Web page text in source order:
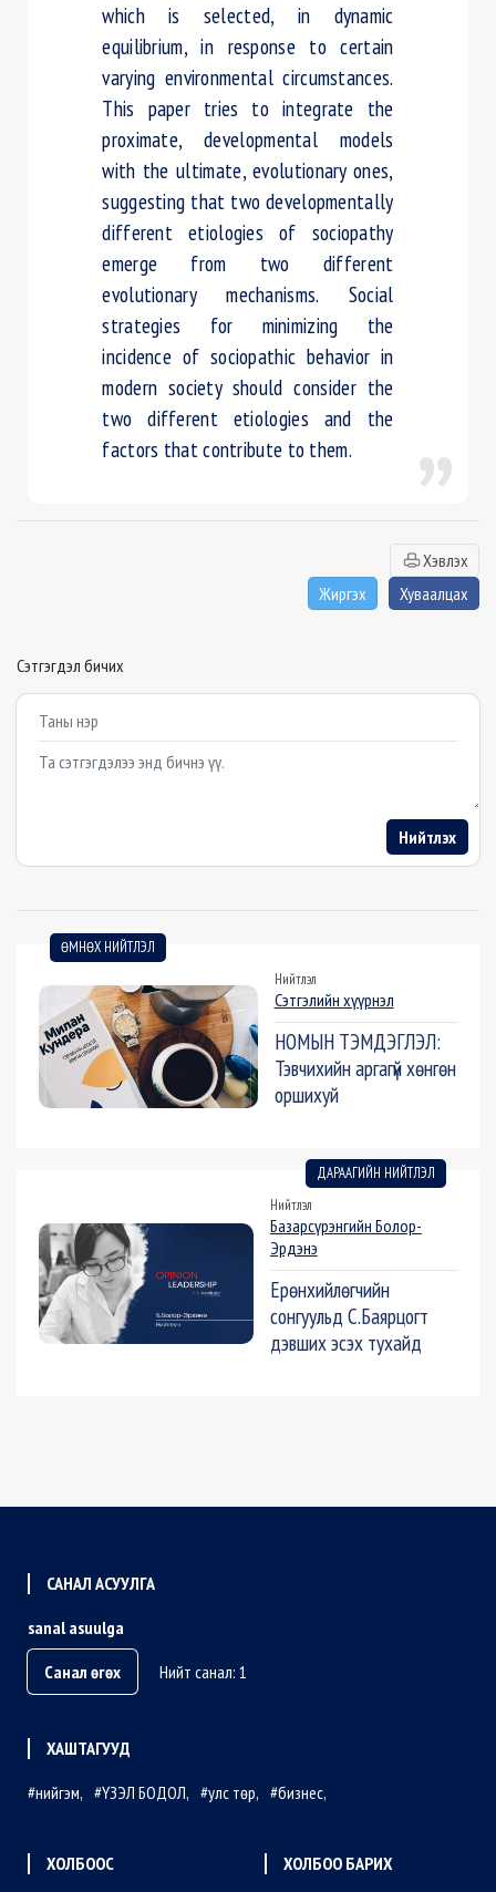
which is selected, in dynamic
equilibrium, in response to certain
varying environmental circumstances.
This paper tries to integrate the
proximate, developmental models
with the ultimate, evolutionary ones,
suggesting that two developmentally
different etiologies of sociopathy
emerge from two different
evolutionary mechanisms. Social
strategies for minimizing the
incidence of sociopathic behavior in
modern society should consider the
two different etiologies and the
factors that contribute to them.
Хэвлэх
Жиргэх
Хуваалцах
Сэтгэгдэл бичих
Example textarea
Нийтлэх
ӨМНӨХ НИЙТЛЭЛ
Нийтлэл
Сэтгэлийн хүүрнэл
НОМЫН ТЭМДЭГЛЭЛ:
Тэвчихийн аргагүй хөнгөн
оршихуй
ДАРААГИЙН НИЙТЛЭЛ
Нийтлэл
Базарсүрэнгийн Болор-
Эрдэнэ
Ерөнхийлөгчийн
сонгуульд С.Баярцогт
дэвших эсэх тухайд
САНАЛ АСУУЛГА
sanal asuulga
Санал өгөх
Нийт санал: 1
ХАШТАГУУД
нийгэм
ҮЗЭЛ БОДОЛ улс төр бизнес
ХОЛБООС ХОЛБОО БАРИХ